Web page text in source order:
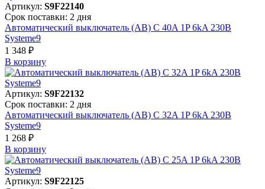
Артикул: S9F22140
Срок поставки: 2 дня
Автоматический выключатель (АВ) C 40A 1P 6kA 230В
Systeme9
1 348 ₽
В корзинy
Артикул: S9F22132
Срок поставки: 2 дня
Автоматический выключатель (АВ) C 32A 1P 6kA 230В
Systeme9
1 268 ₽
В корзинy
Артикул: S9F22125